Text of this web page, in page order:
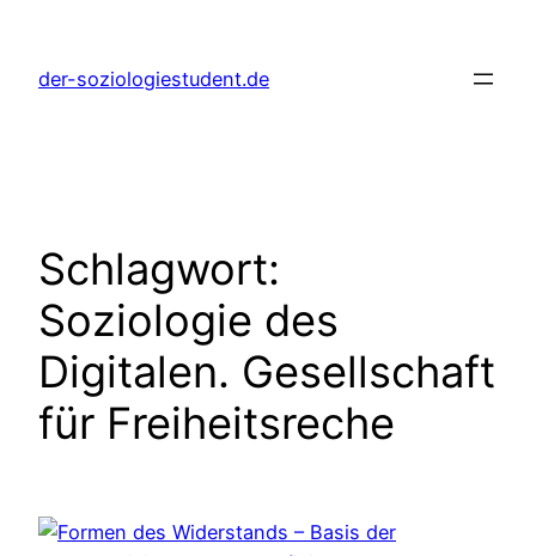
springen
der-soziologiestudent.de
Schlagwort:
Soziologie des
Digitalen. Gesellschaft
für Freiheitsreche